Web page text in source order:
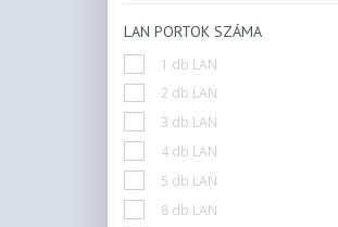
LAN PORTOK SZÁMA
1 db LAN
2 db LAN
3 db LAN
4 db LAN
5 db LAN
8 db LAN